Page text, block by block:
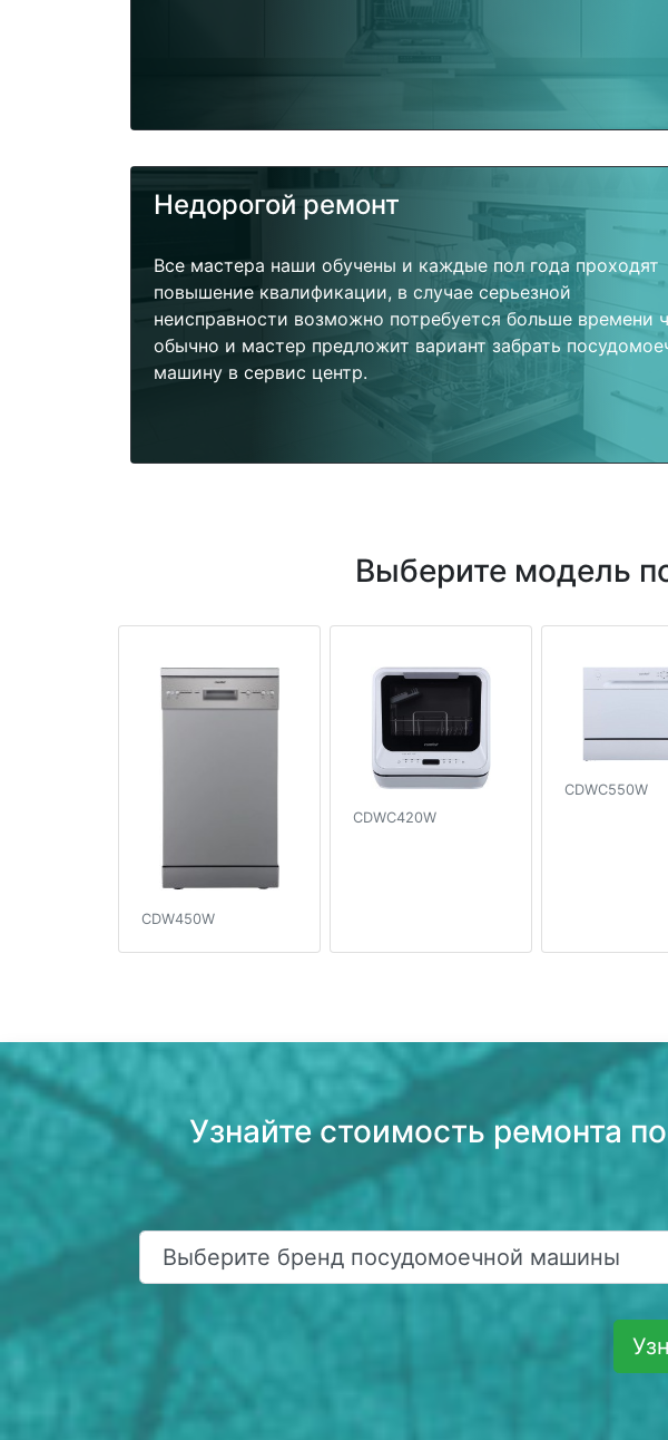
Недорогой ремонт
Все мастера наши обучены и каждые пол года проходят
повышение квалификации, в случае серьезной
неисправности возможно потребуется больше времени
обычно и мастер предложит вариант забрать
машину в сервис центр.
Выберите модель
CDW450W
CDWC420W
CDWC550W
Узнайте стоимость ремонта